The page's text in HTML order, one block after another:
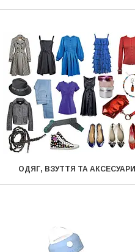
ОДЯГ, ВЗУТТЯ ТА АКСЕСУАРИ